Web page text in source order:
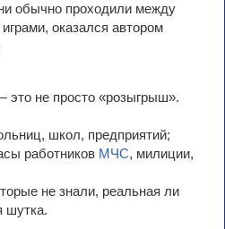
обычно проходили между
оказался автором
не просто «розыгрыш».
школ, предприятий;
работников МЧС, милиции,
не знали, реальная ли
шутка.